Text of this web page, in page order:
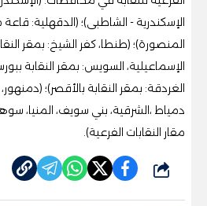
الإسكندرية - الشاطبى)؛ (الدقهلية:
المنصورة)؛ (طنطا، كفر الشيخ: بمقر
الإسماعيلية، السويس: بمقر النقابة
الغردقة: بمقر النقابة بالأقصر)؛
دمياط ،الشرقية، بني سويف، المنيا،
مقار النقابات الفرعية).
شارك